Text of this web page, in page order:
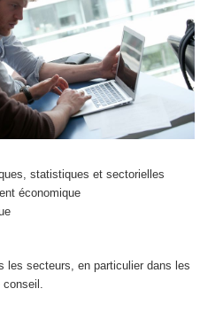
statistiques et sectorielles
économique
les secteurs, en particulier dans les
conseil.